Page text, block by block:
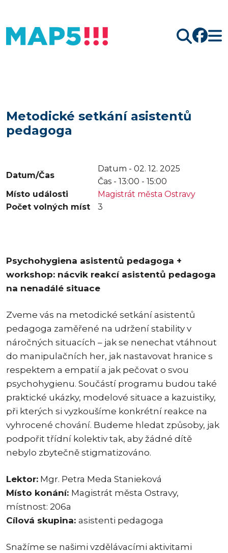
Metodické setkání asistentů
pedagoga
Datum/Čas
Datum - 02. 12. 2025
Čas - 13:00 - 15:00
Místo události
Magistrát města Ostravy
Počet volných míst
3
Psychohygiena asistentů pedagoga +
workshop: nácvik reakcí asistentů pedagoga
na nenadálé situace
Zveme vás na metodické setkání asistentů
pedagoga zaměřené na udržení stability v
náročných situacích – jak se nenechat vtáhnout
do manipulačních her, jak nastavovat hranice s
respektem a empatií a jak pečovat o svou
psychohygienu. Součástí programu budou také
praktické ukázky, modelové situace a kazuistiky,
při kterých si vyzkoušíme konkrétní reakce na
vyhrocené chování. Budeme hledat způsoby, jak
podpořit třídní kolektiv tak, aby žádné dítě
nebylo zbytečně stigmatizováno.
Lektor: Mgr. Petra Meda Stanieková
Místo konání: Magistrát města Ostravy,
místnost: 206a
Cílová skupina: asistenti pedagoga
Snažíme se našimi vzdělávacími aktivitami